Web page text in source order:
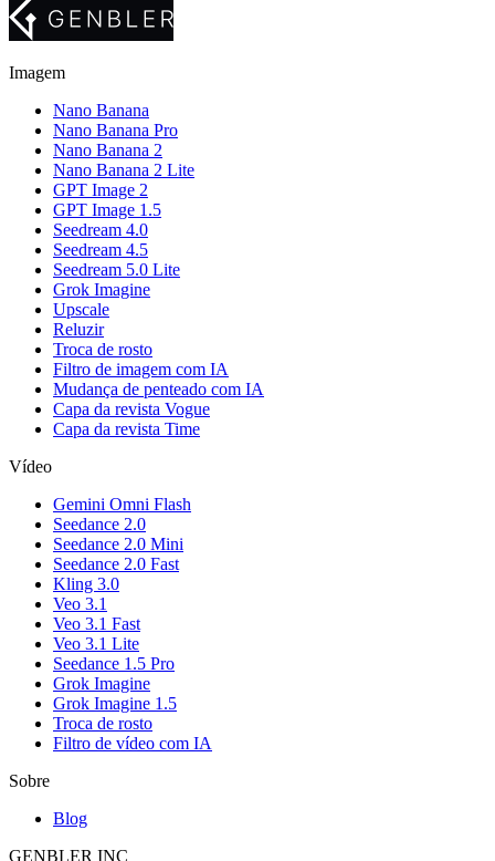
Imagem
Nano Banana
Nano Banana Pro
Nano Banana 2
Nano Banana 2 Lite
GPT Image 2
GPT Image 1.5
Seedream 4.0
Seedream 4.5
Seedream 5.0 Lite
Grok Imagine
Upscale
Reluzir
Troca de rosto
Filtro de imagem com IA
Mudança de penteado com IA
Capa da revista Vogue
Capa da revista Time
Vídeo
Gemini Omni Flash
Seedance 2.0
Seedance 2.0 Mini
Seedance 2.0 Fast
Kling 3.0
Veo 3.1
Veo 3.1 Fast
Veo 3.1 Lite
Seedance 1.5 Pro
Grok Imagine
Grok Imagine 1.5
Troca de rosto
Filtro de vídeo com IA
Sobre
Blog
GENBLER INC